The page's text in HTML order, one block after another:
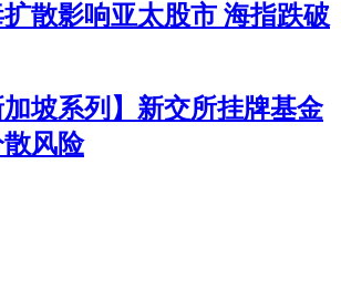
散影响亚太股市 海指跌破
加坡系列】新交所挂牌基金
风险